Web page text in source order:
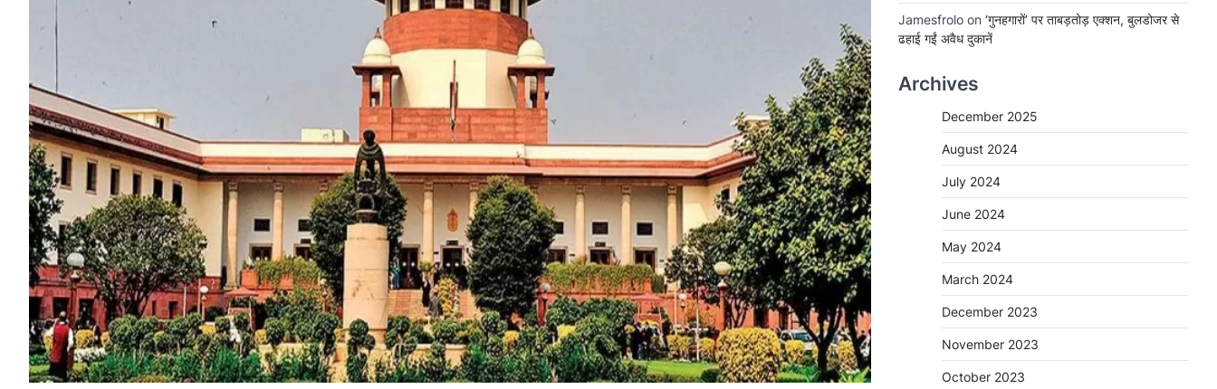
Jamesfrolo on ‘गुनहगारों’ पर ताबड़तोड़ एक्शन, बुलडोजर से
ढहाई गईं अवैध दुकानें
Archives
December 2025
August 2024
July 2024
June 2024
May 2024
March 2024
December 2023
November 2023
October 2023